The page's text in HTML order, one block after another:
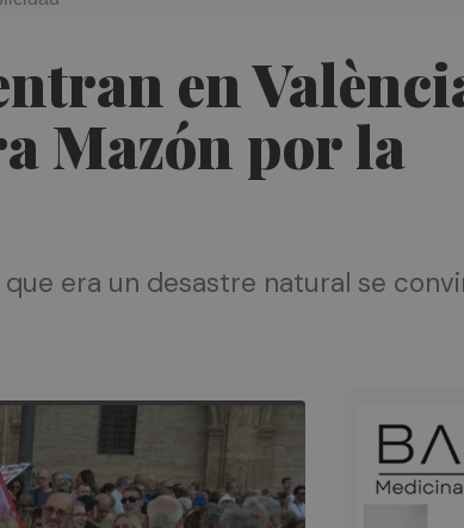
en
Mazón por la
era un desastre natural se